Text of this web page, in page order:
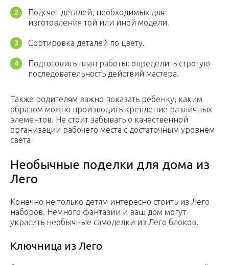
Подсчет деталей, необходимых для
изготовления той или иной модели.
Сортировка деталей по цвету.
Подготовить план работы: определить строгую
последовательность действий мастера.
Также родителям важно показать ребенку, каким
образом можно производить крепление различных
элементов. Не стоит забывать о качественной
организации рабочего места с достаточным уровнем
света
Необычные поделки для дома из
Лего
Конечно не только детям интересно стоить из Лего
наборов. Немного фантазии и ваш дом могут
украсить необычные самоделки из Лего блоков.
Ключница из Лего